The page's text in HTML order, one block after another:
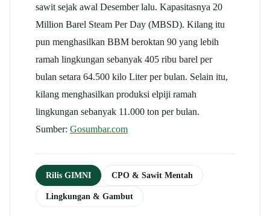
sawit sejak awal Desember lalu. Kapasitasnya 20
Million Barel Steam Per Day (MBSD). Kilang itu
pun menghasilkan BBM beroktan 90 yang lebih
ramah lingkungan sebanyak 405 ribu barel per
bulan setara 64.500 kilo Liter per bulan. Selain itu,
kilang menghasilkan produksi elpiji ramah
lingkungan sebanyak 11.000 ton per bulan.
Sumber: Gosumbar.com
Rilis GIMNI CPO & Sawit Mentah
Lingkungan & Gambut